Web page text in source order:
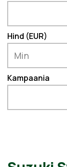
Hind (EUR)
Kampaania